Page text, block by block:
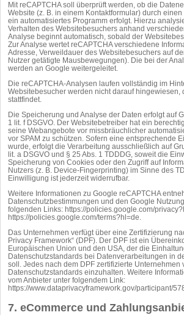
Mit reCAPTCHA soll überprüft werden, ob die
Website (z. B. in einem Kontaktformular) durch
ein automatisiertes Programm erfolgt. Hierzu
Verhalten des Websitebesuchers anhand
Analyse beginnt automatisch, sobald der
Zur Analyse wertet reCAPTCHA verschiedene
Adresse, Verweildauer des Websitebesuchers auf
Nutzer getätigte Mausbewegungen). Die bei der
werden an Google weitergeleitet.
Die reCAPTCHA-Analysen laufen vollständig im
Websitebesucher werden nicht darauf hingewiesen,
stattfindet.
Die Speicherung und Analyse der Daten erfolgt auf
1 lit. f DSGVO. Der Websitebetreiber hat ein
seine Webangebote vor missbräuchlicher
vor SPAM zu schützen. Sofern eine entsprechende
wurde, erfolgt die Verarbeitung ausschließlich auf
lit. a DSGVO und § 25 Abs. 1 TDDDG, soweit die
Speicherung von Cookies oder den Zugriff auf
Nutzers (z. B. Device-Fingerprinting) im Sinne des
Einwilligung ist jederzeit widerrufbar.
Weitere Informationen zu Google reCAPTCHA
Datenschutzbestimmungen und den Google
folgenden Links: https://policies.google.com/
https://policies.google.com/terms?hl=de.
Das Unternehmen verfügt über eine Zertifizierung
Privacy Framework“ (DPF). Der DPF ist ein
Europäischen Union und den USA, der die
Datenschutzstandards bei Datenverarbeitungen in
soll. Jedes nach dem DPF zertifizierte Unternehmen
Datenschutzstandards einzuhalten. Weitere
vom Anbieter unter folgendem Link:
https://www.dataprivacyframework.gov/participant/
7. eCommerce und